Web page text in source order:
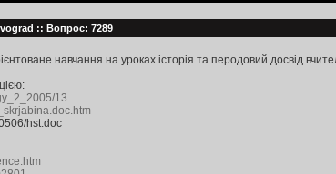
:: Вопрос: 7289
навчання на уроках історія та перодовий досвід
13
hst.doc